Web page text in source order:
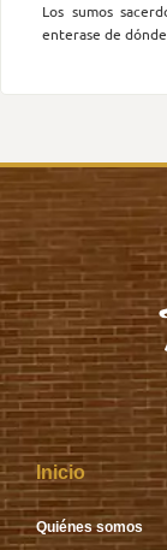
Los sumos
enterase de
Inicio
Quiénes somos